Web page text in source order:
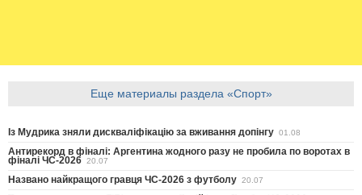
Еще материалы раздела «Спорт»
Із Мудрика зняли дискваліфікацію за вживання допінгу 01.08
Антирекорд в фіналі: Аргентина жодного разу не пробила по воротах в
фіналі ЧС-2026 20.07
Названо найкращого гравця ЧС-2026 з футболу 20.07